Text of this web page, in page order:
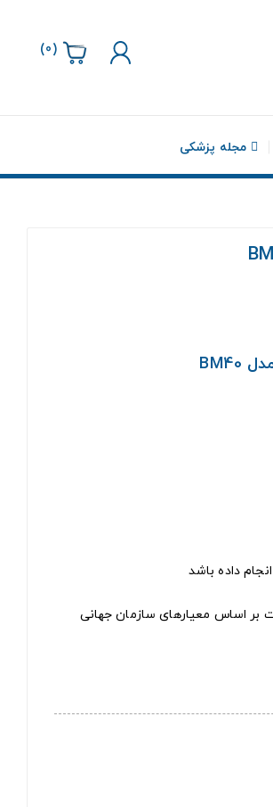
(
0
)
مجله پزشکی
داده باشد
رنگی نمایش وضعیت فشار کاربر در 4 وضعیت بر اساس معیارهای سازمان جهانی